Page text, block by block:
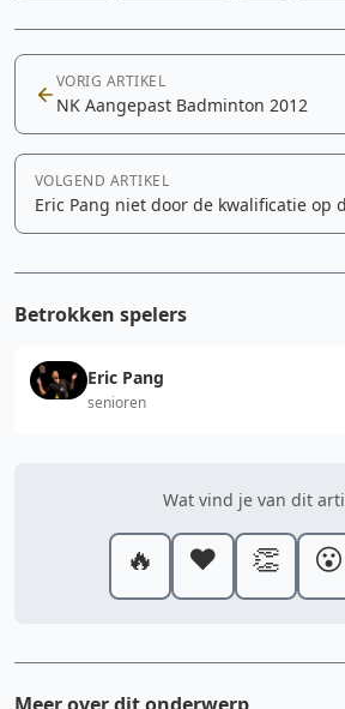
VORIG ARTIKEL
NK Aangepast Badminton 2012
VOLGEND ARTIKEL
Eric Pang niet door de kwalificatie op
Betrokken spelers
Eric Pang
senioren
Wat vind je van dit
🔥 ❤️ 👏 😮